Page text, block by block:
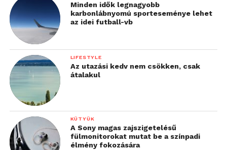
Minden idők legnagyobb
karbonlábnyomú sporteseménye lehet
az idei futball-vb
LIFESTYLE
Az utazási kedv nem csökken, csak
átalakul
KÜTYÜK
A Sony magas zajszigetelésű
fülmonitorokat mutat be a színpadi
élmény fokozására